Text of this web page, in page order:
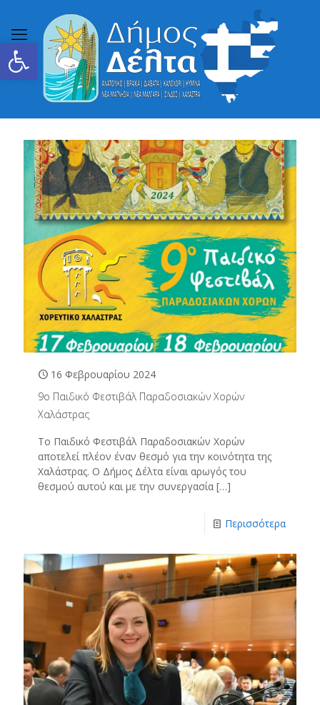
Ανοίξτε τη γραμμή εργαλείων
16 Φεβρουαρίου 2024
9ο Παιδικό Φεστιβάλ Παραδοσιακών Χορών
Χαλάστρας
Το Παιδικό Φεστιβάλ Παραδοσιακών Χορών
αποτελεί πλέον έναν θεσμό για την κοινότητα της
Χαλάστρας. Ο Δήμος Δέλτα είναι αρωγός του
θεσμού αυτού και με την συνεργασία […]
Περισσότερα